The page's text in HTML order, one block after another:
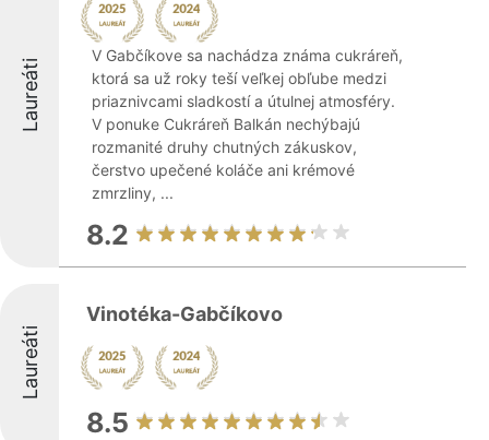
Laureáti
V Gabčíkove sa nachádza známa cukráreň,
ktorá sa už roky teší veľkej obľube medzi
priaznivcami sladkostí a útulnej atmosféry.
V ponuke Cukráreň Balkán nechýbajú
rozmanité druhy chutných zákuskov,
čerstvo upečené koláče ani krémové
zmrzliny, ...
8.2
Laureáti
Vinotéka-Gabčíkovo
8.5